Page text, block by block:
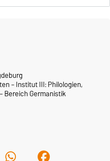
– Institut III: Philologien,
Bereich Germanistik